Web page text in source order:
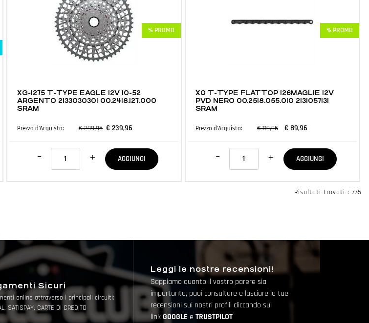
% PROMO
XG-1275 T-TYPE EAGLE 12V 10-52
ARGENTO 2133030301 00.2418.127.000
SRAM
Prezzo d'Acquisto: € 299,95 € 239,96
Quantità
AGGIUNGI
% PROMO
X0 T-TYPE FLATTOP 126MAGLIE 12V
PVD NERO 00.2518.055.010 2131057131
SRAM
Prezzo d'Acquisto: € 119,95 € 89,96
Quantità
AGGIUNGI
Risultati trovati : 775
Sicuri
online attraverso i principali circuiti:
SATISPAY, CARTE DI CREDITO
Leggi le nostre recensioni!
Sappiamo quanto il vostro parere sia
importante, puoi consultare e lasciare le tue
recensioni sui nostri profili cliccando sui
linkGOOGLE e TRUSTPILOT